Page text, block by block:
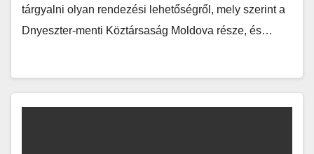
tárgyalni olyan rendezési lehetőségről, mely szerint a
Dnyeszter-menti Köztársaság Moldova része, és…